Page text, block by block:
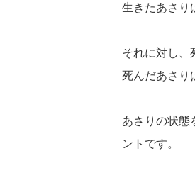
生きたあさり
それに対し、
死んだあさり
あさりの状態
ントです。